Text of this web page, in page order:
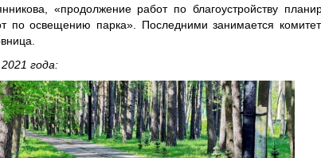
«продолжение работ по благоустройству
по освещению парка». Последними занимается комитет
года: